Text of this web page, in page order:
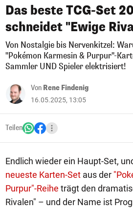
Das beste TCG-Set
schneidet "Ewige
Von Nostalgie bis Nervenkitzel:
"Pokémon Karmesin & Purpur"-
Sammler UND Spieler elektrisiert!
Von Rene Findenig
16.05.2025, 13:05
Teilen
Endlich wieder ein Haupt-Set,
neueste Karten-Set aus der
Purpur"-Reihe trägt den
Rivalen" – und der Name ist